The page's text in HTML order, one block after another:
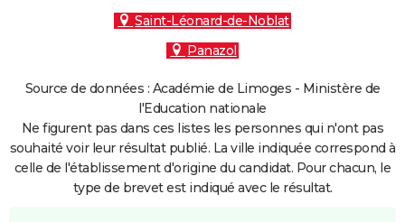
Saint-Léonard-de-Noblat
Panazol
Source de données : Académie de Limoges - Ministère de
l'Education nationale
Ne figurent pas dans ces listes les personnes qui n'ont pas
souhaité voir leur résultat publié. La ville indiquée correspond à
celle de l'établissement d'origine du candidat. Pour chacun, le
type de brevet est indiqué avec le résultat.